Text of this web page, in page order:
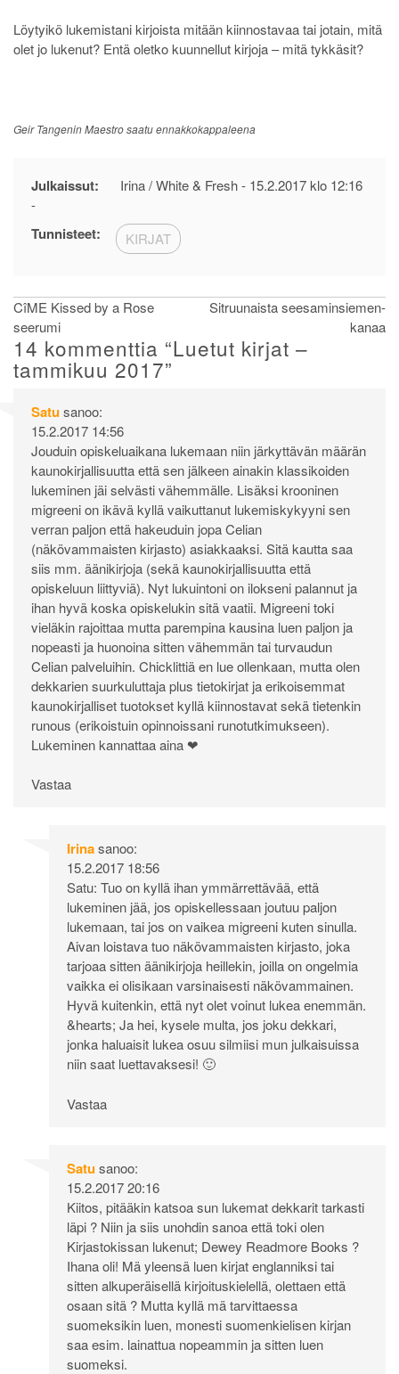
Löytyikö lukemistani kirjoista mitään kiinnostavaa tai jotain, mitä
olet jo lukenut? Entä oletko kuunnellut kirjoja – mitä tykkäsit?
Geir Tangenin Maestro saatu ennakkokappaleena
Julkaissut: Irina / White & Fresh - 15.2.2017 klo 12:16
-
Tunnisteet: KIRJAT
Artikkelien
selaus
CîME Kissed by a Rose
seerumi
Sitruunaista seesaminsiemen-
kanaa
14 kommenttia “Luetut kirjat –
tammikuu 2017”
Satusanoo:
15.2.2017 14:56
Jouduin opiskeluaikana lukemaan niin järkyttävän määrän
kaunokirjallisuutta että sen jälkeen ainakin klassikoiden
lukeminen jäi selvästi vähemmälle. Lisäksi krooninen
migreeni on ikävä kyllä vaikuttanut lukemiskykyyni sen
verran paljon että hakeuduin jopa Celian
(näkövammaisten kirjasto) asiakkaaksi. Sitä kautta saa
siis mm. äänikirjoja (sekä kaunokirjallisuutta että
opiskeluun liittyviä). Nyt lukuintoni on ilokseni palannut ja
ihan hyvä koska opiskelukin sitä vaatii. Migreeni toki
vieläkin rajoittaa mutta parempina kausina luen paljon ja
nopeasti ja huonoina sitten vähemmän tai turvaudun
Celian palveluihin. Chicklittiä en lue ollenkaan, mutta olen
dekkarien suurkuluttaja plus tietokirjat ja erikoisemmat
kaunokirjalliset tuotokset kyllä kiinnostavat sekä tietenkin
runous (erikoistuin opinnoissani runotutkimukseen).
Lukeminen kannattaa aina ❤
Vastaa
Irinasanoo:
15.2.2017 18:56
Satu: Tuo on kyllä ihan ymmärrettävää, että
lukeminen jää, jos opiskellessaan joutuu paljon
lukemaan, tai jos on vaikea migreeni kuten sinulla.
Aivan loistava tuo näkövammaisten kirjasto, joka
tarjoaa sitten äänikirjoja heillekin, joilla on ongelmia
vaikka ei olisikaan varsinaisesti näkövammainen.
Hyvä kuitenkin, että nyt olet voinut lukea enemmän.
&hearts; Ja hei, kysele multa, jos joku dekkari,
jonka haluaisit lukea osuu silmiisi mun julkaisuissa
niin saat luettavaksesi! 🙂
Vastaa
Satusanoo:
15.2.2017 20:16
Kiitos, pitääkin katsoa sun lukemat dekkarit tarkasti
läpi ? Niin ja siis unohdin sanoa että toki olen
Kirjastokissan lukenut; Dewey Readmore Books ?
Ihana oli! Mä yleensä luen kirjat englanniksi tai
sitten alkuperäisellä kirjoituskielellä, olettaen että
osaan sitä ? Mutta kyllä mä tarvittaessa
suomeksikin luen, monesti suomenkielisen kirjan
saa esim. lainattua nopeammin ja sitten luen
suomeksi.